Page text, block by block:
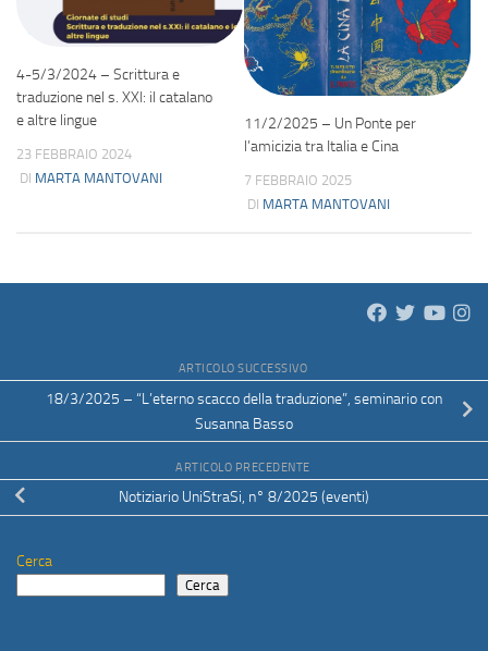
4-5/3/2024 – Scrittura e
traduzione nel s. XXI: il catalano
e altre lingue
23 FEBBRAIO 2024
DI MARTA MANTOVANI
11/2/2025 – Un Ponte per
l’amicizia tra Italia e Cina
7 FEBBRAIO 2025
DI MARTA MANTOVANI
ARTICOLO SUCCESSIVO
18/3/2025 – “L’eterno scacco della traduzione”, seminario con
Susanna Basso
ARTICOLO PRECEDENTE
Notiziario UniStraSi, n° 8/2025 (eventi)
Cerca
Cerca